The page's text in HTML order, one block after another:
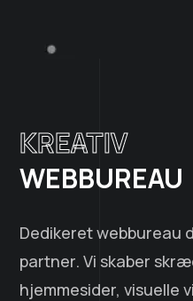
KREATIV
WEBBUREAU
Dedikeret webbureau
partner. Vi skaber
hjemmesider, visuelle